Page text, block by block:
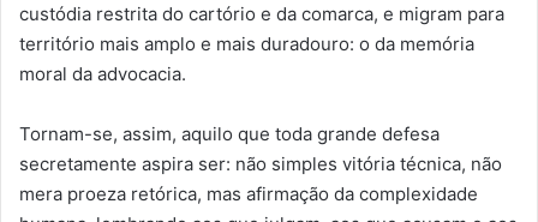
custódia restrita do cartório e da comarca, e migram para
território mais amplo e mais duradouro: o da memória
moral da advocacia.
Tornam-se, assim, aquilo que toda grande defesa
secretamente aspira ser: não simples vitória técnica, não
mera proeza retórica, mas afirmação da complexidade